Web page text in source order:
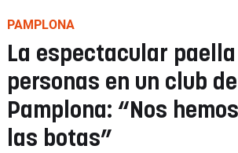
PAMPLONA
La espectacular
personas en un club de
Pamplona: “Nos
las botas”